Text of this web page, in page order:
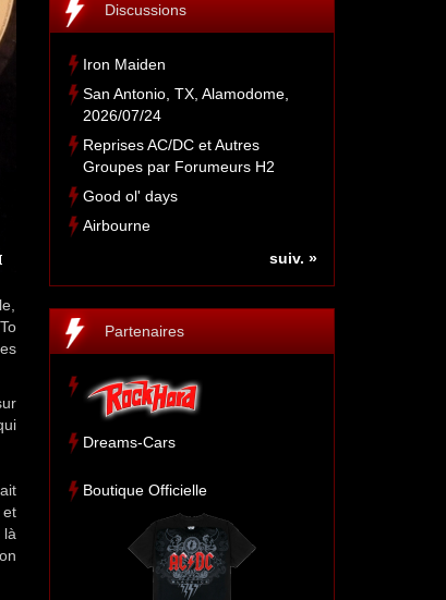
là
Discussions
Iron Maiden
San Antonio, TX, Alamodome,
2026/07/24
Reprises AC/DC et Autres
Groupes par Forumeurs H2
Good ol' days
Airbourne
suiv. »
Partenaires
Dreams-Cars
Boutique Officielle